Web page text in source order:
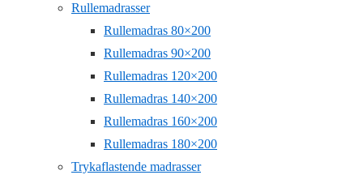
Rullemadrasser
Rullemadras 80×200
Rullemadras 90×200
Rullemadras 120×200
Rullemadras 140×200
Rullemadras 160×200
Rullemadras 180×200
Trykaflastende madrasser